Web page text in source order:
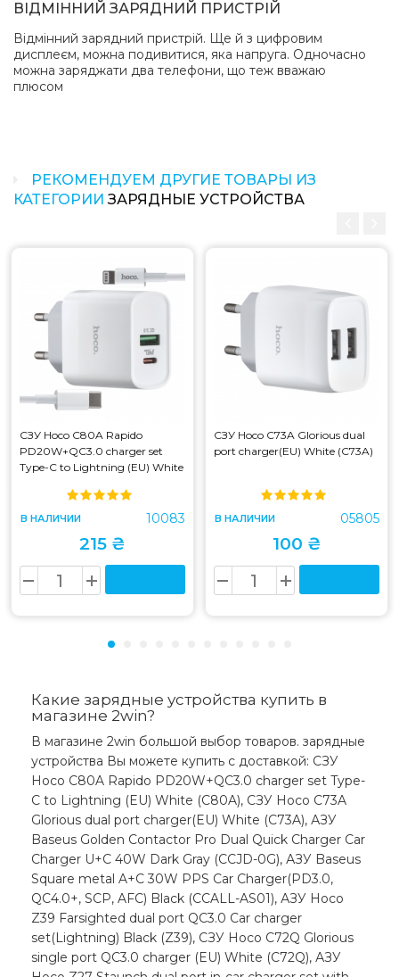
ВІДМІННИЙ ЗАРЯДНИЙ ПРИСТРІЙ
Відмінний зарядний пристрій. Ще й з цифровим
дисплеєм, можна подивитися, яка напруга. Одночасно
можна заряджати два телефони, що теж вважаю
плюсом
РЕКОМЕНДУЕМ ДРУГИЕ ТОВАРЫ ИЗ
КАТЕГОРИИЗАРЯДНЫЕ УСТРОЙСТВА
СЗУ Hoco C80A Rapido
PD20W+QC3.0 charger set
Type-C to Lightning (EU) White
В НАЛИЧИИ 10083
215 ₴
СЗУ Hoco C73A Glorious dual
port charger(EU) White (C73A)
В НАЛИЧИИ 05805
100 ₴
Какие зарядные устройства купить в
магазине 2win?
В магазине 2win большой выбор товаров. зарядные
устройства Вы можете купить с доставкой: СЗУ
Hoco C80A Rapido PD20W+QC3.0 charger set Type-
C to Lightning (EU) White (C80A), СЗУ Hoco C73A
Glorious dual port charger(EU) White (C73A), АЗУ
Baseus Golden Contactor Pro Dual Quick Charger Car
Charger U+C 40W Dark Gray (CCJD-0G), АЗУ Baseus
Square metal A+C 30W PPS Car Charger(PD3.0,
QC4.0+, SCP, AFC) Black (CCALL-AS01), АЗУ Hoco
Z39 Farsighted dual port QC3.0 Car charger
set(Lightning) Black (Z39), СЗУ Hoco C72Q Glorious
single port QC3.0 charger (EU) White (C72Q), АЗУ